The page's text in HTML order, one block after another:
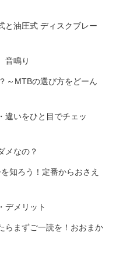
油圧式 ディスクブレー
音鳴り
～MTBの選び方をどーん
違いをひと目でチェッ
メなの？
知ろう！定番からおさえ
デメリット
らまずご一読を！おおまか